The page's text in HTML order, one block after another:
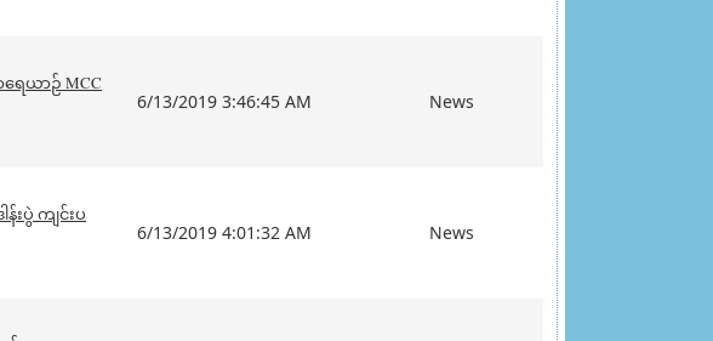
ေယာဉ် MCC
6/13/2019 3:46:45 AM News
းပွဲ ကျင်းပ
6/13/2019 4:01:32 AM News